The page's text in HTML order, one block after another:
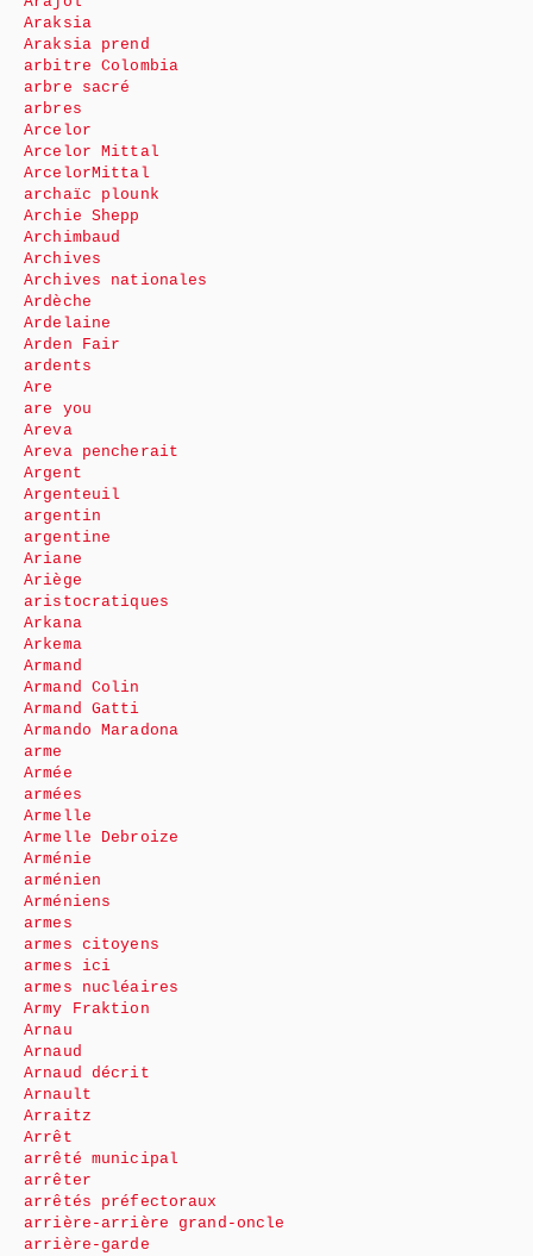
Araksia
Araksia prend
arbitre Colombia
arbre sacré
arbres
Arcelor
Arcelor Mittal
ArcelorMittal
archaïc plounk
Archie Shepp
Archimbaud
Archives
Archives nationales
Ardèche
Ardelaine
Arden Fair
ardents
Are
are you
Areva
Areva pencherait
Argent
Argenteuil
argentin
argentine
Ariane
Ariège
aristocratiques
Arkana
Arkema
Armand
Armand Colin
Armand Gatti
Armando Maradona
arme
Armée
armées
Armelle
Armelle Debroize
Arménie
arménien
Arméniens
armes
armes citoyens
armes ici
armes nucléaires
Army Fraktion
Arnau
Arnaud
Arnaud décrit
Arnault
Arraitz
Arrêt
arrêté municipal
arrêter
arrêtés préfectoraux
arrière-arrière grand-oncle
arrière-garde